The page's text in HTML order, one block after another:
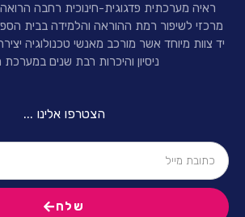
ראיה מערכתית פדגוגית-חינוכית רחבה
מרכזי לשיפור רמת ההוראה והלמידה בבית
יד צוות מיוחד אשר מורכב מאנשי טכנולוגיה
ניסיון והיכרות רבת שנים במערכת
הצטרפו אלינו ...
שלח